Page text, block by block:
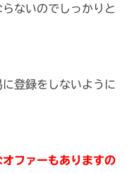
ないのでしっかりと
登録をしないように
ファーもありますの